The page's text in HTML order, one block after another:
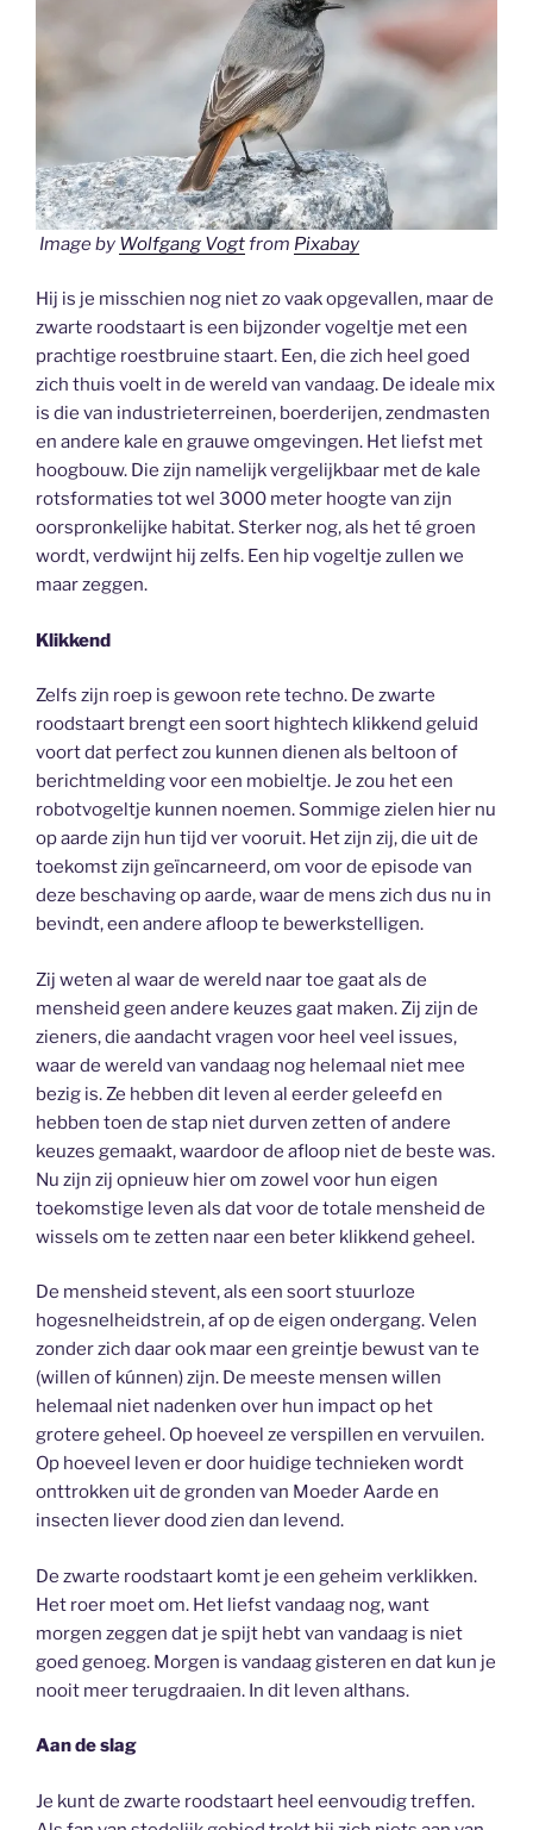
Image by Wolfgang Vogtfrom Pixabay
Hij is je misschien nog niet zo vaak opgevallen, maar de
zwarte roodstaart is een bijzonder vogeltje met een
prachtige roestbruine staart. Een, die zich heel goed
zich thuis voelt in de wereld van vandaag. De ideale mix
is die van industrieterreinen, boerderijen, zendmasten
en andere kale en grauwe omgevingen. Het liefst met
hoogbouw. Die zijn namelijk vergelijkbaar met de kale
rotsformaties tot wel 3000 meter hoogte van zijn
oorspronkelijke habitat. Sterker nog, als het té groen
wordt, verdwijnt hij zelfs. Een hip vogeltje zullen we
maar zeggen.
Klikkend
Zelfs zijn roep is gewoon rete techno. De zwarte
roodstaart brengt een soort hightech klikkend geluid
voort dat perfect zou kunnen dienen als beltoon of
berichtmelding voor een mobieltje. Je zou het een
robotvogeltje kunnen noemen. Sommige zielen hier nu
op aarde zijn hun tijd ver vooruit. Het zijn zij, die uit de
toekomst zijn geïncarneerd, om voor de episode van
deze beschaving op aarde, waar de mens zich dus nu in
bevindt, een andere afloop te bewerkstelligen.
Zij weten al waar de wereld naar toe gaat als de
mensheid geen andere keuzes gaat maken. Zij zijn de
zieners, die aandacht vragen voor heel veel issues,
waar de wereld van vandaag nog helemaal niet mee
bezig is. Ze hebben dit leven al eerder geleefd en
hebben toen de stap niet durven zetten of andere
keuzes gemaakt, waardoor de afloop niet de beste was.
Nu zijn zij opnieuw hier om zowel voor hun eigen
toekomstige leven als dat voor de totale mensheid de
wissels om te zetten naar een beter klikkend geheel.
De mensheid stevent, als een soort stuurloze
hogesnelheidstrein, af op de eigen ondergang. Velen
zonder zich daar ook maar een greintje bewust van te
(willen of kúnnen) zijn. De meeste mensen willen
helemaal niet nadenken over hun impact op het
grotere geheel. Op hoeveel ze verspillen en vervuilen.
Op hoeveel leven er door huidige technieken wordt
onttrokken uit de gronden van Moeder Aarde en
insecten liever dood zien dan levend.
De zwarte roodstaart komt je een geheim verklikken.
Het roer moet om. Het liefst vandaag nog, want
morgen zeggen dat je spijt hebt van vandaag is niet
goed genoeg. Morgen is vandaag gisteren en dat kun je
nooit meer terugdraaien. In dit leven althans.
Aan de slag
Je kunt de zwarte roodstaart heel eenvoudig treffen.